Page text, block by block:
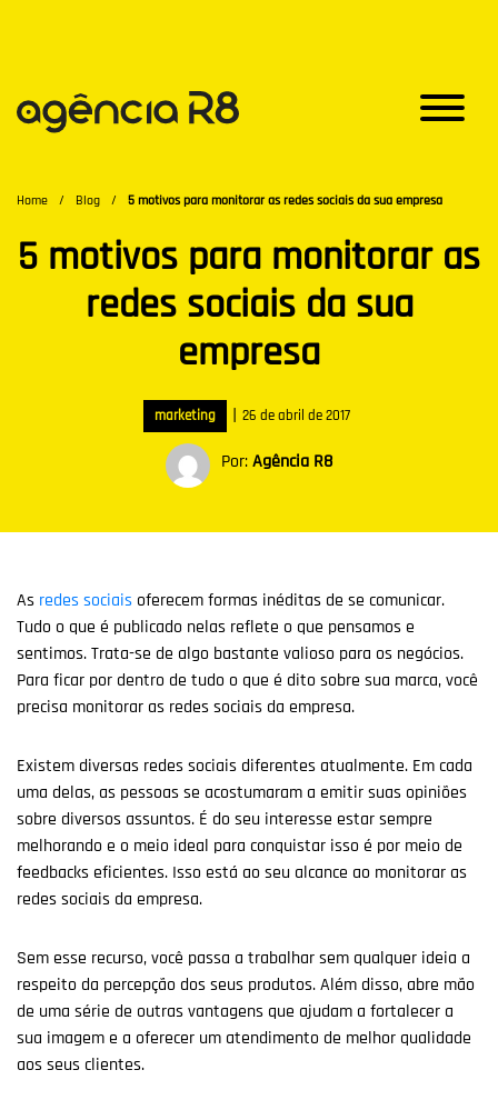
Home / Blog / 5 motivos para monitorar as redes sociais da sua empresa
5 motivos para monitorar as
redes sociais da sua
empresa
marketing | 26 de abril de 2017
Por:Agência R8
As redes sociais oferecem formas inéditas de se comunicar.
Tudo o que é publicado nelas reflete o que pensamos e
sentimos. Trata-se de algo bastante valioso para os negócios.
Para ficar por dentro de tudo o que é dito sobre sua marca, você
precisa monitorar as redes sociais da empresa.
Existem diversas redes sociais diferentes atualmente. Em cada
uma delas, as pessoas se acostumaram a emitir suas opiniões
sobre diversos assuntos. É do seu interesse estar sempre
melhorando e o meio ideal para conquistar isso é por meio de
feedbacks eficientes. Isso está ao seu alcance ao monitorar as
redes sociais da empresa.
Sem esse recurso, você passa a trabalhar sem qualquer ideia a
respeito da percepção dos seus produtos. Além disso, abre mão
de uma série de outras vantagens que ajudam a fortalecer a
sua imagem e a oferecer um atendimento de melhor qualidade
aos seus clientes.